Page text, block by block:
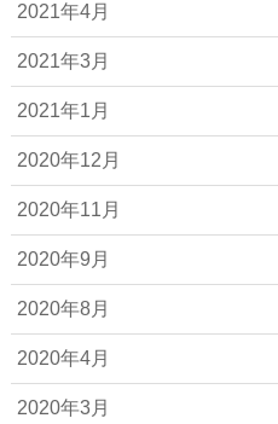
2021年4月
2021年3月
2021年1月
2020年12月
2020年11月
2020年9月
2020年8月
2020年4月
2020年3月